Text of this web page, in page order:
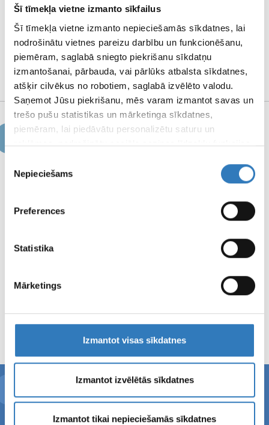
Šī tīmekļa vietne izmanto sīkfailus
Šī tīmekļa vietne izmanto nepieciešamās sīkdatnes, lai
nodrošinātu vietnes pareizu darbību un funkcionēšanu,
piemēram, saglabā sniegto piekrišanu sīkdatņu
izmantošanai, pārbauda, vai pārlūks atbalsta sīkdatnes,
atšķir cilvēkus no robotiem, saglabā izvēlēto valodu.
Saņemot Jūsu piekrišanu, mēs varam izmantot savas un
trešo pušu statistikas un mārketinga sīkdatnes,
piemēram, lai piedāvātu personalizētu saturu un
reklāmas, nodrošinātu sociālo saziņas līdzekļu funkcijas,
Informāciju par to, kā Jūs izmantojat mūsu vietni, mēs
varam kopīgot ar saviem sociālās saziņas līdzekļu,
apvienot ar citu informāciju, ko viņiem sniedzat vai ko
izvēle
Nepieciešams
Preferences
Statistika
Mārketings
Izmantot visas sīkdatnes
Izmantot izvēlētās sīkdatnes
Izmantot tikai nepieciešamās sīkdatnes
NOTEIKUMI
REKVIZĪTI UN
MEDIJU MATERIĀLI
Jaunumi
Jēkabpils filiālē uz laiku nebūs pieejami MR izmeklējumi
LASĪT TĀLĀK
Kuldīgas pusmaratona dalībniekiem – 10% atlaide magnētiskās
LASĪT TĀLĀK
Piesakies SIA ''Vizuālā diagnostika''
jaunumiem!